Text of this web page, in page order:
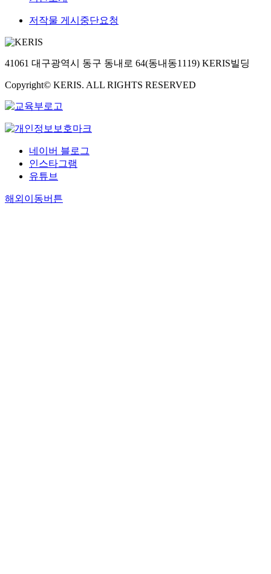
저작물 게시중단요청
41061 대구광역시 동구 동내로 64(동내동1119) KERIS빌딩
Copyright© KERIS. ALL RIGHTS RESERVED
네이버 블로그
인스타그램
유튜브
해외이동버튼